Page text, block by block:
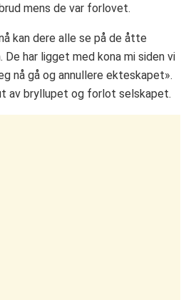
mens de var forlovet.
kan dere alle se på de åtte
De har ligget med kona mi siden vi
nå gå og annullere ekteskapet».
av bryllupet og forlot selskapet.